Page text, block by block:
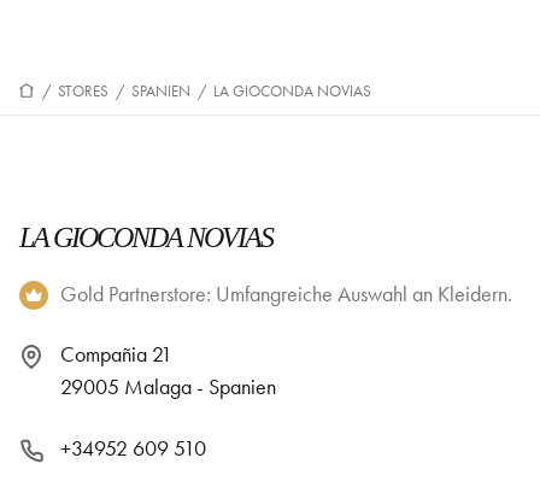
/ STORES / SPANIEN / LA GIOCONDA NOVIAS
LA GIOCONDA NOVIAS
Gold Partnerstore: Umfangreiche Auswahl an Kleidern.
Compañia 21
29005 Malaga - Spanien
+34952 609 510